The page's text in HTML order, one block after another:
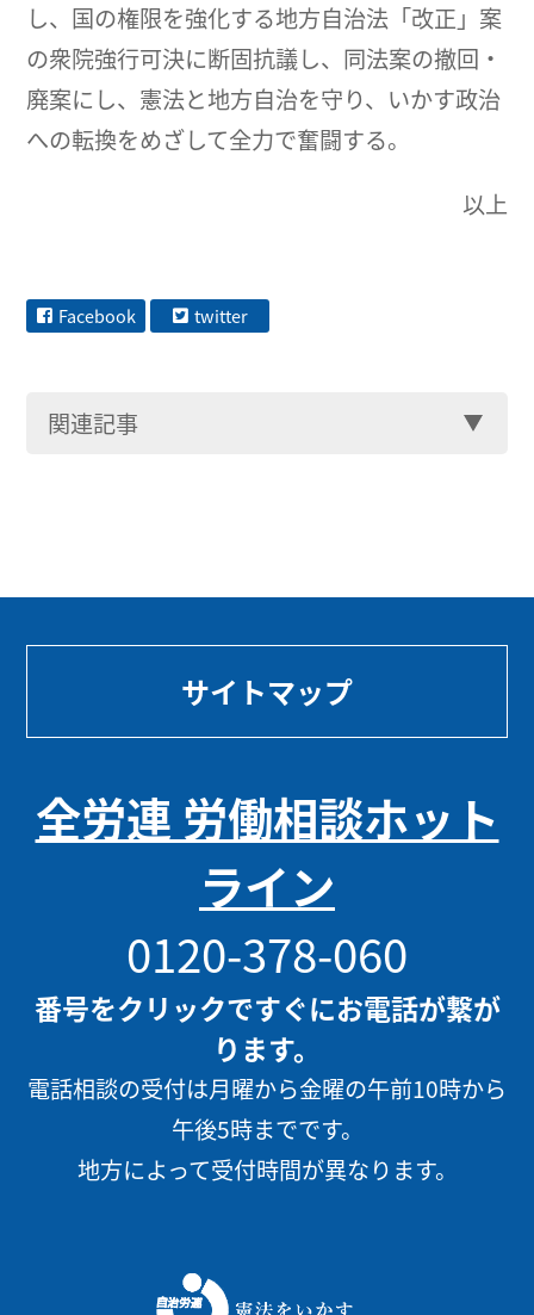
し、国の権限を強化する地方自治法「改正」案
の衆院強行可決に断固抗議し、同法案の撤回・
廃案にし、憲法と地方自治を守り、いかす政治
への転換をめざして全力で奮闘する。
以上
Facebook twitter
関連記事
サイトマップ
全労連 労働相談ホット
ライン
0120-378-060
番号をクリックですぐにお電話が繋が
ります。
電話相談の受付は月曜から金曜の午前10時から
午後5時までです。
地方によって受付時間が異なります。